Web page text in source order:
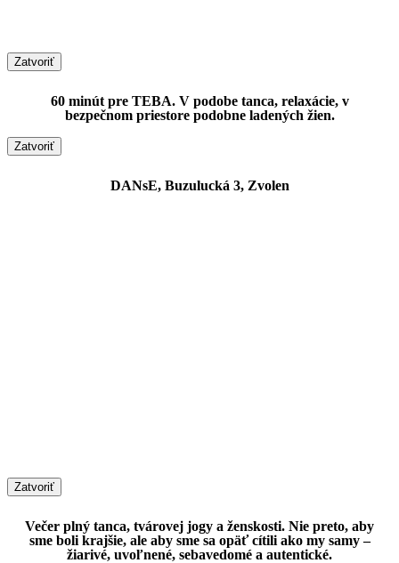
Zatvoriť
60 minút pre TEBA. V podobe tanca, relaxácie, v
bezpečnom priestore podobne ladených žien.
Zatvoriť
DANsE, Buzulucká 3, Zvolen
Zatvoriť
Večer plný tanca, tvárovej jogy a ženskosti. Nie preto, aby
sme boli krajšie, ale aby sme sa opäť cítili ako my samy –
žiarivé, uvoľnené, sebavedomé a autentické.